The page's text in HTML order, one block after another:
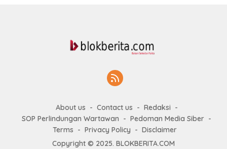
About us Contact us
Redaksi
SOP Perlindungan Wartawan
Pedoman Media Siber
Terms
Privacy Policy
Disclaimer
Copyright © 2025. BLOKBERITA.COM